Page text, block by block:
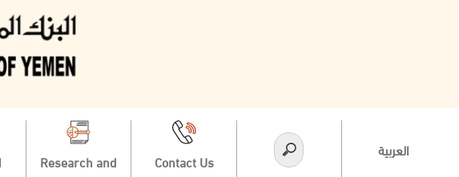
Research and
Contact Us
العربية